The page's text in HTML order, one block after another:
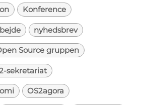
Konference
nyhedsbrev
Source gruppen
sekretariat
OS2agora